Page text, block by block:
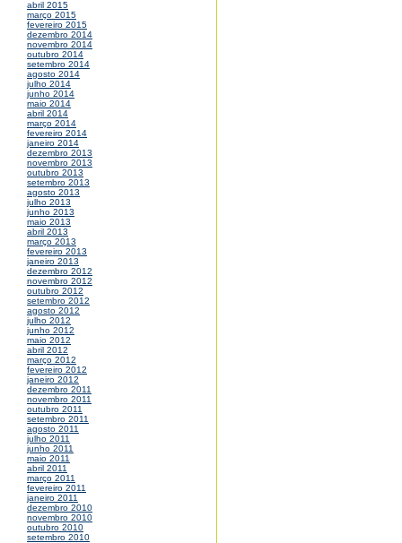
abril 2015
março 2015
fevereiro 2015
dezembro 2014
novembro 2014
outubro 2014
setembro 2014
agosto 2014
julho 2014
junho 2014
maio 2014
abril 2014
março 2014
fevereiro 2014
janeiro 2014
dezembro 2013
novembro 2013
outubro 2013
setembro 2013
agosto 2013
julho 2013
junho 2013
maio 2013
abril 2013
março 2013
fevereiro 2013
janeiro 2013
dezembro 2012
novembro 2012
outubro 2012
setembro 2012
agosto 2012
julho 2012
junho 2012
maio 2012
abril 2012
março 2012
fevereiro 2012
janeiro 2012
dezembro 2011
novembro 2011
outubro 2011
setembro 2011
agosto 2011
julho 2011
junho 2011
maio 2011
abril 2011
março 2011
fevereiro 2011
janeiro 2011
dezembro 2010
novembro 2010
outubro 2010
setembro 2010